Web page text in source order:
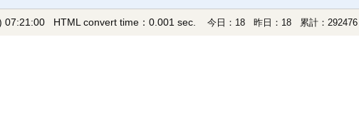
07:21:00 HTML convert time：0.001 sec. 今日：18 昨日：18 累計：292476